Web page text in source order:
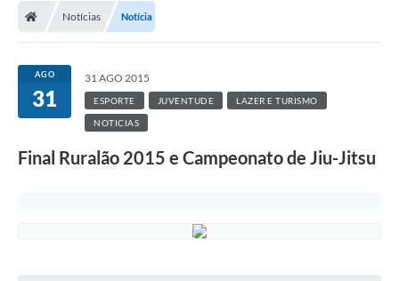
Notícias Notícia
AGO
31
31 AGO 2015
ESPORTE JUVENTUDE LAZER E TURISMO
NOTICIAS
Final Ruralão 2015 e Campeonato de Jiu-Jitsu